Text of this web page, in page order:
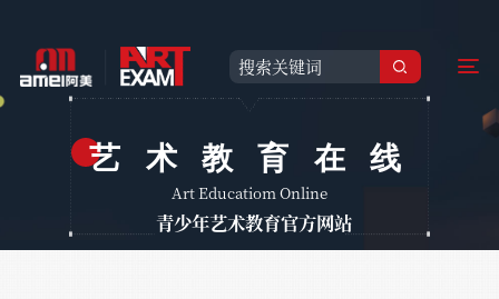
艺术教育在线
Art Educatiom Online
青少年艺术教育官方网站